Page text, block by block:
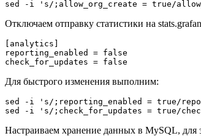
Отключаем отправку статистики на
[analytics]
reporting_enabled = false
Для быстрого изменения выполним:
sed -i 's/;reporting_enabled = true/
Настраиваем хранение данных в MySQL,